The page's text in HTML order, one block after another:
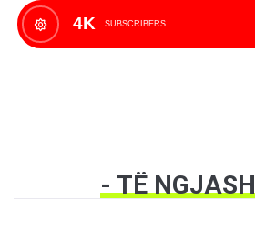
4K SUBSCRIBERS
- TË